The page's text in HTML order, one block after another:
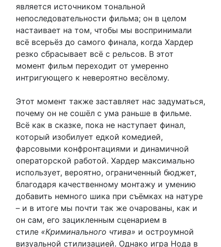
является источником тональной
непоследовательности фильма; он в целом
настаивает на том, чтобы мы воспринимали
всё всерьёз до самого финала, когда Хардер
резко сбрасывает всё с рельсов. В этот
момент фильм переходит от умеренно
интригующего к невероятно весёлому.
Этот момент также заставляет нас задуматься,
почему он не сошёл с ума раньше в фильме.
Всё как в сказке, пока не наступает финал,
который изобилует едкой комедией,
фарсовыми конфронтациями и динамичной
операторской работой. Хардер максимально
использует, вероятно, ограниченный бюджет,
благодаря качественному монтажу и умению
добавить немного шика при съёмках на натуре
– и в итоге мы почти так же очарованы, как и
он сам, его зацикленным сценарием в
стиле «Криминального чтива» и остроумной
визуальной стилизацией. Однако игра Нода в